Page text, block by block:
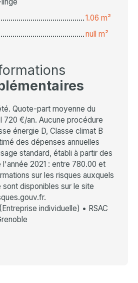
1.06 m²
null m²
Quote-part moyenne du
720 €/an. Aucune procédure
énergie D, Classe climat B
des dépenses annuelles
standard, établi à partir des
2021 : entre 780.00 et
sur les risques auxquels
disponibles sur le site
individuelle) • RSAC